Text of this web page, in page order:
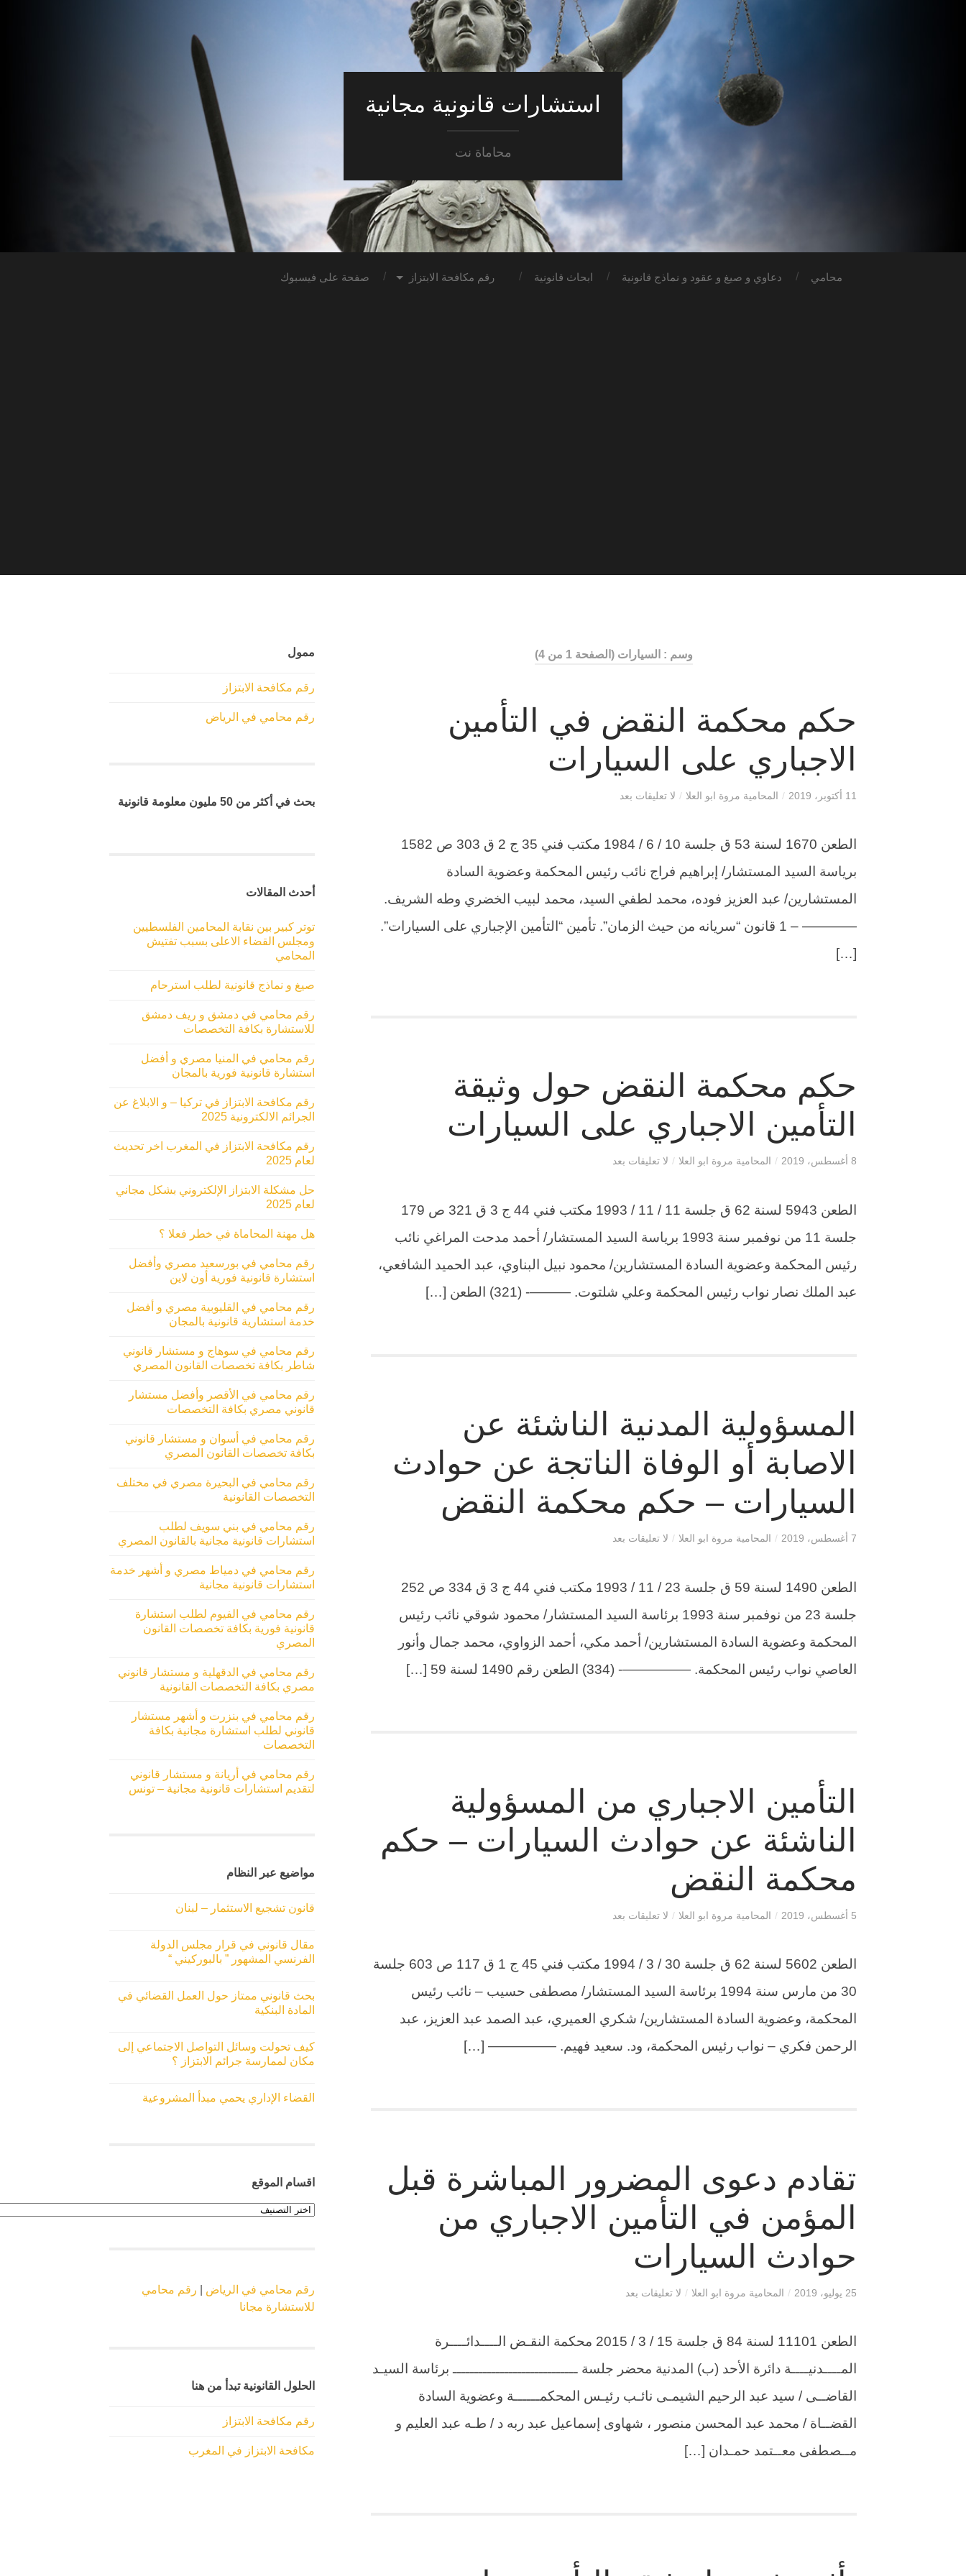
استشارات قانونية مجانية
محاماة نت
محامي دعاوي و صيغ و عقود و نماذج قانونية ابحاث قانونية رقم مكافحة الابتزاز صفحة على فيسبوك
وسم : السيارات (الصفحة 1 من 4)
حكم محكمة النقض في التأمين
الاجباري على السيارات
11 أكتوبر، 2019 / المحامية مروة ابو العلا / لا تعليقات بعد
الطعن 1670 لسنة 53 ق جلسة 10 / 6 / 1984 مكتب فني 35 ج 2 ق 303 ص 1582
برياسة السيد المستشار/ إبراهيم فراج نائب رئيس المحكمة وعضوية السادة
المستشارين/ عبد العزيز فوده، محمد لطفي السيد، محمد لبيب الخضري وطه الشريف.
———— – 1 قانون “سريانه من حيث الزمان”. تأمين “التأمين الإجباري على السيارات”.
[…]
حكم محكمة النقض حول وثيقة
التأمين الاجباري على السيارات
8 أغسطس، 2019 / المحامية مروة ابو العلا / لا تعليقات بعد
الطعن 5943 لسنة 62 ق جلسة 11 / 11 / 1993 مكتب فني 44 ج 3 ق 321 ص 179
جلسة 11 من نوفمبر سنة 1993 برياسة السيد المستشار/ أحمد مدحت المراغي نائب
رئيس المحكمة وعضوية السادة المستشارين/ محمود نبيل البناوي، عبد الحميد الشافعي،
عبد الملك نصار نواب رئيس المحكمة وعلي شلتوت. ———- (321) الطعن […]
المسؤولية المدنية الناشئة عن
الاصابة أو الوفاة الناتجة عن حوادث
السيارات – حكم محكمة النقض
7 أغسطس، 2019 / المحامية مروة ابو العلا / لا تعليقات بعد
الطعن 1490 لسنة 59 ق جلسة 23 / 11 / 1993 مكتب فني 44 ج 3 ق 334 ص 252
جلسة 23 من نوفمبر سنة 1993 برئاسة السيد المستشار/ محمود شوقي نائب رئيس
المحكمة وعضوية السادة المستشارين/ أحمد مكي، أحمد الزواوي، محمد جمال وأنور
العاصي نواب رئيس المحكمة. —————- (334) الطعن رقم 1490 لسنة 59 […]
التأمين الاجباري من المسؤولية
الناشئة عن حوادث السيارات – حكم
محكمة النقض
5 أغسطس، 2019 / المحامية مروة ابو العلا / لا تعليقات بعد
الطعن 5602 لسنة 62 ق جلسة 30 / 3 / 1994 مكتب فني 45 ج 1 ق 117 ص 603 جلسة
30 من مارس سنة 1994 برئاسة السيد المستشار/ مصطفى حسيب – نائب رئيس
المحكمة، وعضوية السادة المستشارين/ شكري العميري، عبد الصمد عبد العزيز، عبد
الرحمن فكري – نواب رئيس المحكمة، ود. سعيد فهيم. ————— […]
تقادم دعوى المضرور المباشرة قبل
المؤمن في التأمين الاجباري من
حوادث السيارات
25 يوليو، 2019 / المحامية مروة ابو العلا / لا تعليقات بعد
الطعن 11101 لسنة 84 ق جلسة 15 / 3 / 2015 محكمة النقـض الــــدائــــرة
المــــدنيــــة دائرة الأحد (ب) المدنية محضر جلسة ـــــــــــــــــــــــــــــ برئاسة السيـد
القاضــى / سيد عبد الرحيم الشيمـى نائـب رئيـس المحكمــــــة وعضوية السادة
القضــاة / محمد عبد المحسن منصور ، شهاوى إسماعيل عبد ربه د / طـه عبد العليم و
مــصطفى معــتمد حمـدان […]
ممول
رقم مكافحة الابتزاز
رقم محامي في الرياض
بحث في أكثر من 50 مليون معلومة قانونية
أحدث المقالات
توتر كبير بين نقابة المحامين الفلسطيين
ومجلس القضاء الاعلى بسبب تفتيش
المحامي
صيغ و نماذج قانونية لطلب استرحام
رقم محامي في دمشق و ريف دمشق
للاستشارة بكافة التخصصات
رقم محامي في المنيا مصري و أفضل
استشارة قانونية فورية بالمجان
رقم مكافحة الابتزاز في تركيا – و الابلاغ عن
الجرائم الالكترونية 2025
رقم مكافحة الابتزاز في المغرب اخر تحديث
لعام 2025
حل مشكلة الابتزاز الإلكتروني بشكل مجاني
لعام 2025
هل مهنة المحاماة في خطر فعلا ؟
رقم محامي في بورسعيد مصري وأفضل
استشارة قانونية فورية أون لاين
رقم محامي في القليوبية مصري و أفضل
خدمة استشارية قانونية بالمجان
رقم محامي في سوهاج و مستشار قانوني
شاطر بكافة تخصصات القانون المصري
رقم محامي في الأقصر وأفضل مستشار
قانوني مصري بكافة التخصصات
رقم محامي في أسوان و مستشار قانوني
بكافة تخصصات القانون المصري
رقم محامي في البحيرة مصري في مختلف
التخصصات القانونية
رقم محامي في بني سويف لطلب
استشارات قانونية مجانية بالقانون المصري
رقم محامي في دمياط مصري و أشهر خدمة
استشارات قانونية مجانية
رقم محامي في الفيوم لطلب استشارة
قانونية فورية بكافة تخصصات القانون
المصري
رقم محامي في الدقهلية و مستشار قانوني
مصري بكافة التخصصات القانونية
رقم محامي في بنزرت و أشهر مستشار
قانوني لطلب استشارة مجانية بكافة
التخصصات
رقم محامي في أريانة و مستشار قانوني
لتقديم استشارات قانونية مجانية – تونس
مواضيع عبر النظام
قانون تشجيع الاستثمار – لبنان
مقال قانوني في قرار مجلس الدولة
الفرنسي المشهور ” بالبوركيني “
بحث قانوني ممتاز حول العمل القضائي في
المادة البنكية
كيف تحولت وسائل التواصل الاجتماعي إلى
مكان لممارسة جرائم الابتزاز ؟
القضاء الإداري يحمي مبدأ المشروعية
اقسام الموقع
اقسام
الموقع
رقم محامي في الرياض
رقم محامي
للاستشارة مجانا
الحلول القانونية تبدأ من هنا
رقم مكافحة الابتزاز
مكافحة الابتزاز في المغرب